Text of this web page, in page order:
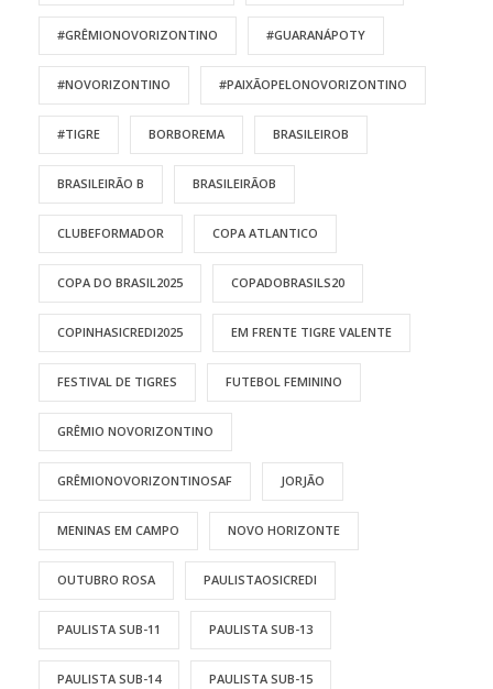
#GRÊMIONOVORIZONTINO #GUARANÁPOTY
#NOVORIZONTINO #PAIXÃOPELONOVORIZONTINO
#TIGRE BORBOREMA BRASILEIROB
BRASILEIRÃO B BRASILEIRÃOB
CLUBEFORMADOR COPA ATLANTICO
COPA DO BRASIL2025 COPADOBRASILS20
COPINHASICREDI2025 EM FRENTE TIGRE VALENTE
FESTIVAL DE TIGRES FUTEBOL FEMININO
GRÊMIO NOVORIZONTINO
GRÊMIONOVORIZONTINOSAF JORJÃO
MENINAS EM CAMPO NOVO HORIZONTE
OUTUBRO ROSA PAULISTAOSICREDI
PAULISTA SUB-11 PAULISTA SUB-13
PAULISTA SUB-14 PAULISTA SUB-15